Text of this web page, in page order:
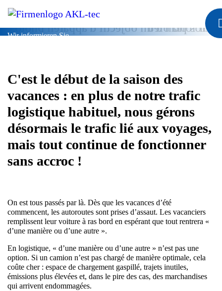
Blog
Wir informieren Sie.
C'est le début de la saison des
vacances : en plus de notre trafic
logistique habituel, nous gérons
désormais le trafic lié aux voyages,
mais tout continue de fonctionner
sans accroc !
On est tous passés par là. Dès que les vacances d’été
commencent, les autoroutes sont prises d’assaut. Les vacanciers
remplissent leur voiture à ras bord en espérant que tout rentrera «
d’une manière ou d’une autre ».
En logistique, « d’une manière ou d’une autre » n’est pas une
option. Si un camion n’est pas chargé de manière optimale, cela
coûte cher : espace de chargement gaspillé, trajets inutiles,
émissions plus élevées et, dans le pire des cas, des marchandises
qui arrivent endommagées.